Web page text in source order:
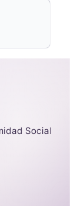
Social